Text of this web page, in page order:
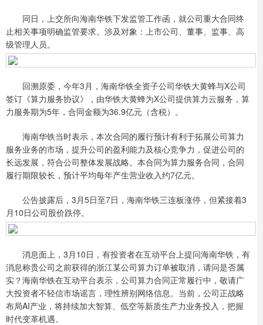
同日，上交所向海南华铁下发监管工作函，就公司重大合同终
止相关事项明确监管要求。涉及对象：上市公司、董事、监事、高
级管理人员。
回溯原委，今年3月，海南华铁全资子公司华铁大黄蜂与X公司
签订《算力服务协议》，由华铁大黄蜂为X公司提供算力云服务，算
力服务期为5年，合同金额为36.9亿元（含税）。
海南华铁当时表示，本次合同的履行预计有利于拓展公司算力
服务业务的市场，提升公司的盈利能力及核心竞争力，促进公司的
长远发展，符合公司整体发展战略。本合同为算力服务合同，合同
履行期限较长，预计平均每年产生营业收入约7亿元。
公告披露后，3月5日至7日，海南华铁三连板涨停，但紧接着3
月10日公司股价跌停。
消息面上，3月10日，有投资者在互动平台上提问海南华铁，有
消息称贵公司之前获得的浙江某公司算力订单被取消，请问是否属
实？海南华铁在互动平台表示，公司算力合同正常履行中，敬请广
大投资者不轻信市场谣言，理性辨别网络信息。当前，公司正战略
布局AI产业，将持续加大智算、低空等新质生产力业务投入，把握
时代变革机遇。